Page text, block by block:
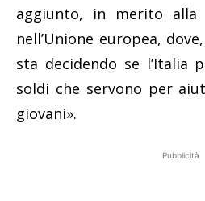
aggiunto, in merito
nell’Unione europea,
sta decidendo se l’Italia
soldi che servono per
giovani».
Pubblicità